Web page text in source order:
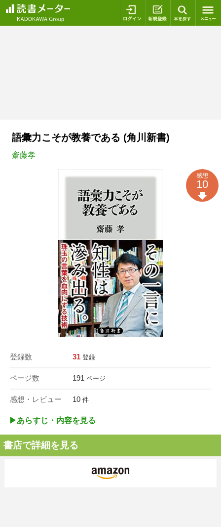
ログイン 新規登録
語彙力こそが教養である (角川新書)
齋藤孝
登録数 31 登録
ページ数 191 ページ
感想・レビュー 10 件
感想
10
▶︎あらすじ・内容を見る
書店で詳細を見る